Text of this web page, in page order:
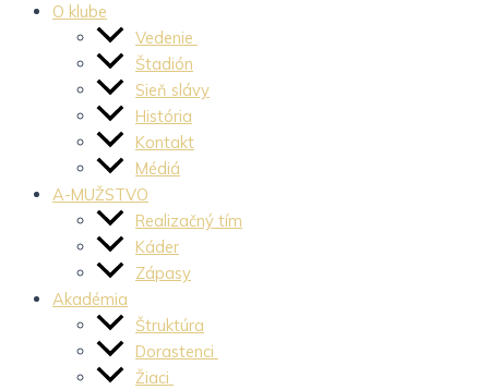
O klube
Vedenie
Štadión
Sieň slávy
História
Kontakt
Médiá
A-MUŽSTVO
Realizačný tím
Káder
Zápasy
Akadémia
Štruktúra
Dorastenci
Žiaci